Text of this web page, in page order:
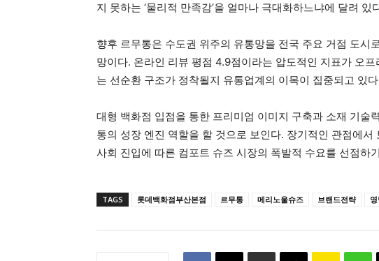
지 못하는 ‘물리적 만족감’을 얼마나 극대화하느냐에 달려 있
향후 르무통은 수도권 위주의 유통망을 전국 주요 거점 도시
망이다. 온라인 리뷰 평점 4.9점이라는 압도적인 지표가 오
는 선순환 구조가 정착될지 유통업계의 이목이 집중되고 있
대형 백화점 입점을 통한 프리미엄 이미지 구축과 소재 기술
통의 성장 엔진 역할을 할 것으로 보인다. 장기적인 관점에
사회 진입에 따른 컴포트 슈즈 시장의 폭발적 수요를 선점하
TAGS 롯데백화점부산본점 르무통 메리노울슈즈 브랜드전략